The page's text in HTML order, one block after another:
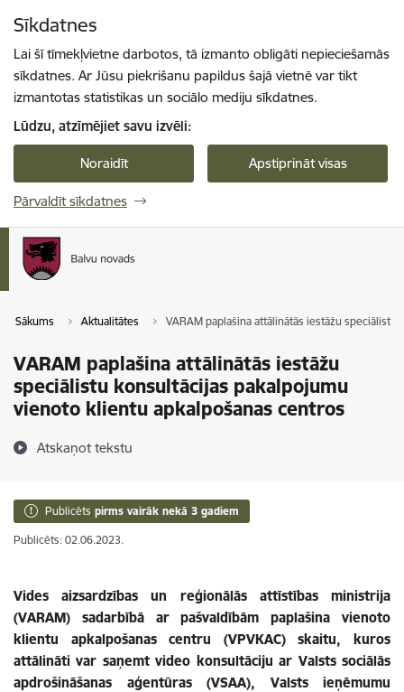
Sīkdatnes
Lai šī tīmekļvietne darbotos, tā izmanto obligāti nepieciešamās
sīkdatnes. Ar Jūsu piekrišanu papildus šajā vietnē var tikt
izmantotas statistikas un sociālo mediju sīkdatnes.
Lūdzu, atzīmējiet savu izvēli:
Noraidīt Apstiprināt visas
Pārvaldīt sīkdatnes
Sākums Aktualitātes VARAM paplašina attālinātās iestāžu
VARAM paplašina attālinātās iestāžu
speciālistu konsultācijas pakalpojumu
vienoto klientu apkalpošanas centros
Atskaņot tekstu
Publicēts pirms vairāk nekā 3 gadiem
Publicēts: 02.06.2023.
Vides aizsardzības un reģionālās attīstības ministrija
(VARAM) sadarbībā ar pašvaldībām paplašina vienoto
klientu apkalpošanas centru (VPVKAC) skaitu, kuros
attālināti var saņemt video konsultāciju ar Valsts sociālās
apdrošināšanas aģentūras (VSAA), Valsts ieņēmumu